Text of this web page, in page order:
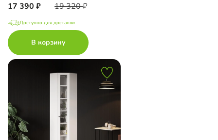
17 390 19 320
Доступно для доставки
В корзину